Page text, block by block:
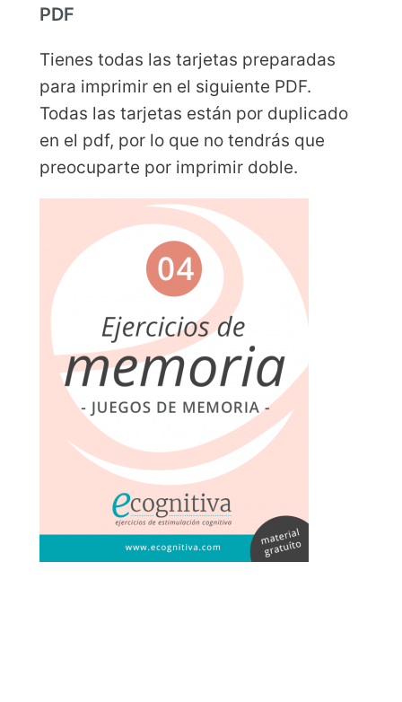
PDF
Tienes todas las tarjetas preparadas
para imprimir en el siguiente PDF.
Todas las tarjetas están por duplicado
en el pdf, por lo que no tendrás que
preocuparte por imprimir doble.